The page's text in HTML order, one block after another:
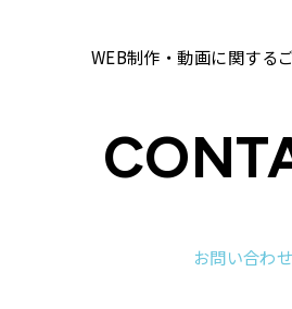
WEB制作・動画に関する
お問い合わせ